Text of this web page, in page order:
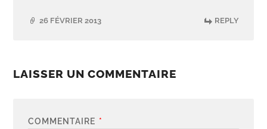
26 FÉVRIER 2013 REPLY
LAISSER UN COMMENTAIRE
COMMENTAIRE *